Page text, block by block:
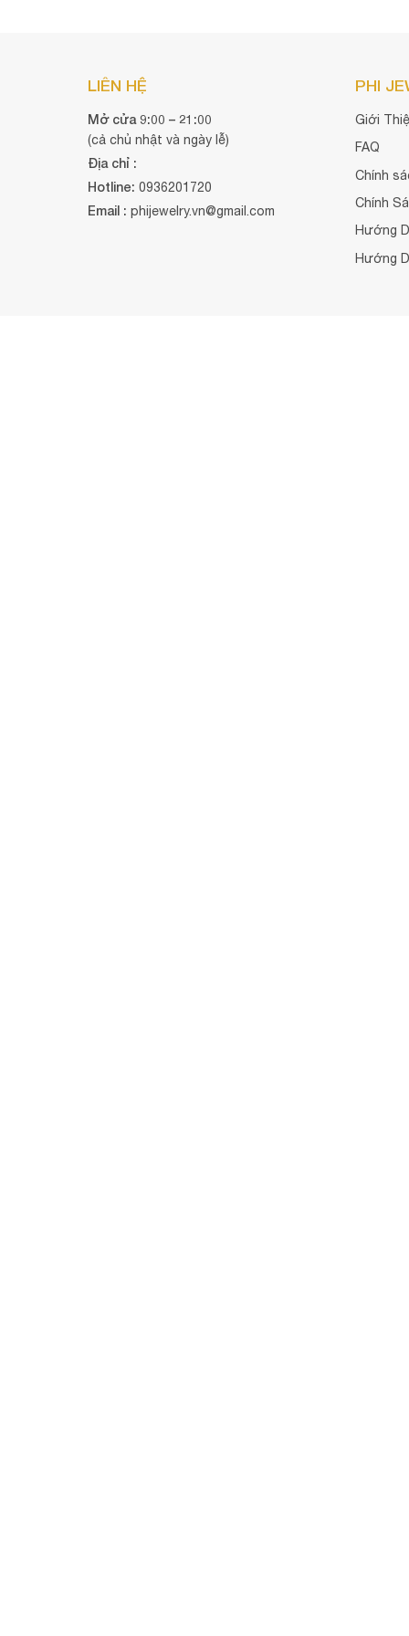
LIÊN HỆ
Mở cửa 9:00 – 21:00
(cả chủ nhật và ngày lễ)
Địa chỉ :
Hotline: 0936201720
Email : phijewelry.vn@gmail.com
PHI
Giới
FAQ
Chính
Chính
Hướng
Hướng